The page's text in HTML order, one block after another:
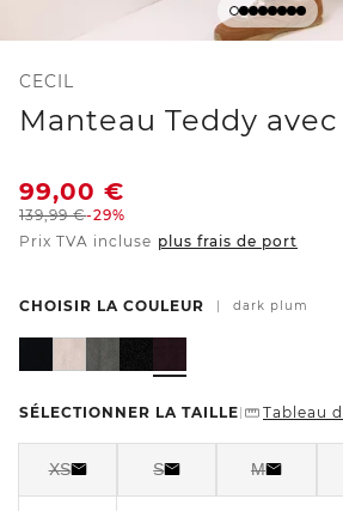
CECIL
Manteau Teddy
99,00 €
139,99€-29%
Prix TVA incluse plus frais de port
CHOISIR LA COULEUR dark plum
SÉLECTIONNER LA TAILLE Tableau
XS S M